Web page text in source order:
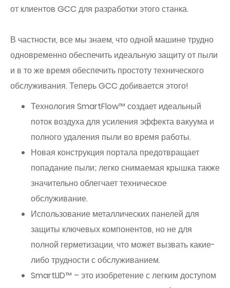
от клиентов GCC для разработки этого станка.
В частности, все мы знаем, что одной машине трудно
одновременно обеспечить идеальную защиту от пыли
и в то же время обеспечить простоту технического
обслуживания. Теперь GCC добивается этого!
Технология SmartFlow™ создает идеальный
поток воздуха для усиления эффекта вакуума и
полного удаления пыли во время работы.
Новая конструкция портала предотвращает
попадание пыли; легко снимаемая крышка также
значительно облегчает техническое
обслуживание.
Использование металлических панелей для
защиты ключевых компонентов, но не для
полной герметизации, что может вызвать какие-
либо трудности с обслуживанием.
SmartLID™ – это изобретение с легким доступом